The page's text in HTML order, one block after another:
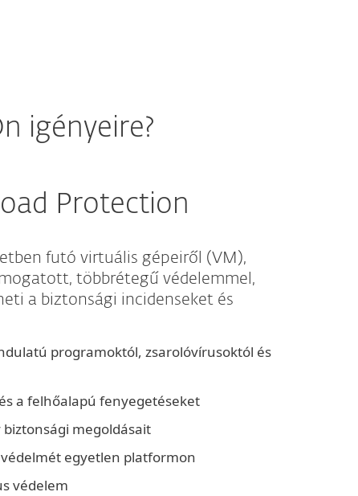
igényeire?
Protection
futó virtuális gépeiről (VM),
többrétegű védelemmel,
a biztonsági incidenseket és
programoktól, zsarolóvírusoktól és
a felhőalapú fenyegetéseket
megoldásait
egyetlen platformon
védelem